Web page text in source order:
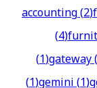
accounting(2)
(4)
(1)gateway(
(1)gemini(1)